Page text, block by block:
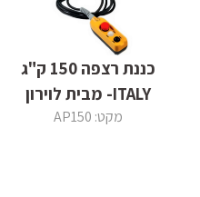
כננת רצפה 150 ק"ג
ITALY- מבית לוירון
מקט: AP150